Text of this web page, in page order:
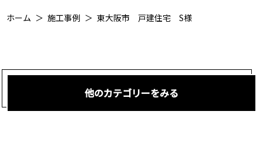
ホーム 施工事例 東大阪市 戸建住宅 S様
他のカテゴリーをみる